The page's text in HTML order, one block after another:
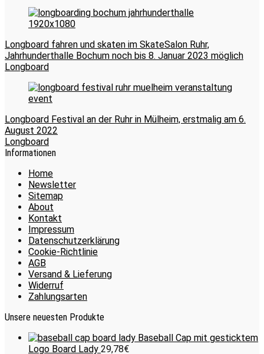
Longboard fahren und skaten im SkateSalon Ruhr,
Jahrhunderthalle Bochum noch bis 8. Januar 2023 möglich
Longboard
Longboard Festival an der Ruhr in Mülheim, erstmalig am 6.
August 2022
Longboard
Informationen
Home
Newsletter
Sitemap
About
Kontakt
Impressum
Datenschutzerklärung
Cookie-Richtlinie
AGB
Versand & Lieferung
Widerruf
Zahlungsarten
Unsere neuesten Produkte
Baseball Cap mit gesticktem
Logo Board Lady 29,78€